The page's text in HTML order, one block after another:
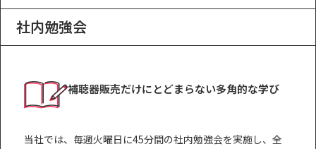
社内勉強会
補聴器販売だけにとどまらない多角的な学び
当社では、毎週火曜日に45分間の社内勉強会を実施し、全